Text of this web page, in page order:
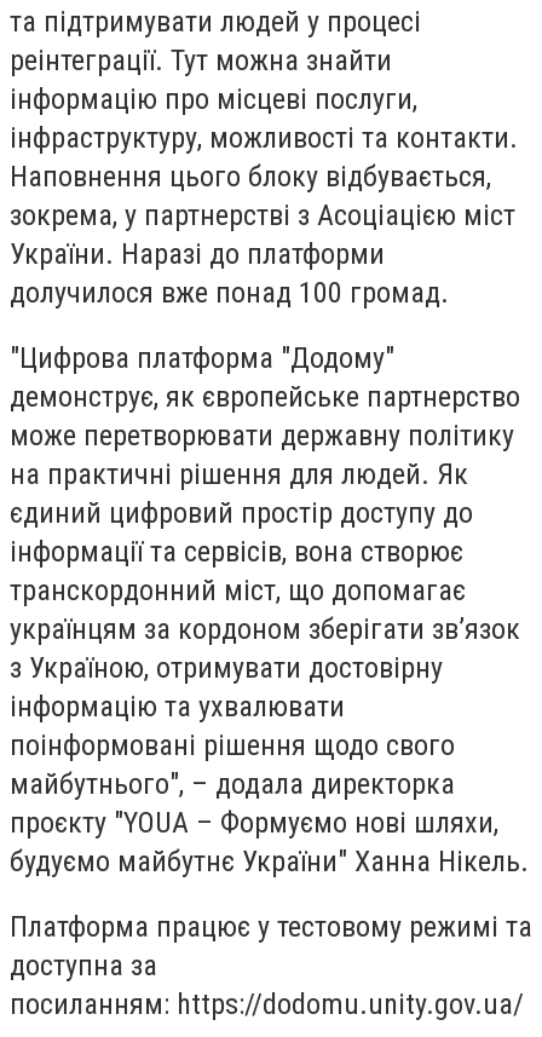
та підтримувати людей у процесі
реінтеграції. Тут можна знайти
інформацію про місцеві послуги,
інфраструктуру, можливості та контакти.
Наповнення цього блоку відбувається,
зокрема, у партнерстві з Асоціацією міст
України. Наразі до платформи
долучилося вже понад 100 громад.
"Цифрова платформа "Додому"
демонструє, як європейське партнерство
може перетворювати державну політику
на практичні рішення для людей. Як
єдиний цифровий простір доступу до
інформації та сервісів, вона створює
транскордонний міст, що допомагає
українцям за кордоном зберігати зв’язок
з Україною, отримувати достовірну
інформацію та ухвалювати
поінформовані рішення щодо свого
майбутнього", – додала директорка
проєкту "YOUA – Формуємо нові шляхи,
будуємо майбутнє України" Ханна Нікель.
Платформа працює у тестовому режимі та
доступна за
посиланням: https://dodomu.unity.gov.ua/